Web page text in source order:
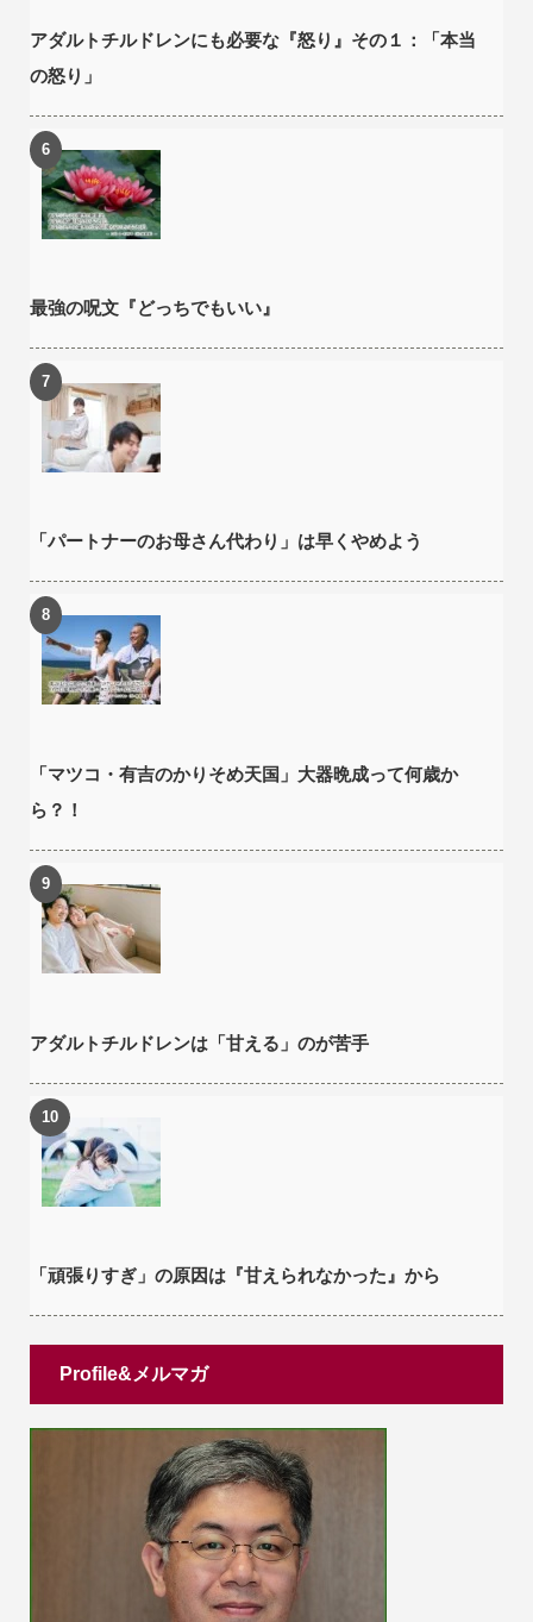
アダルトチルドレンにも必要な『怒り』その１：「本当
の怒り」
最強の呪文『どっちでもいい』
「パートナーのお母さん代わり」は早くやめよう
「マツコ・有吉のかりそめ天国」大器晩成って何歳か
ら？！
アダルトチルドレンは「甘える」のが苦手
「頑張りすぎ」の原因は『甘えられなかった』から
Profile&メルマガ